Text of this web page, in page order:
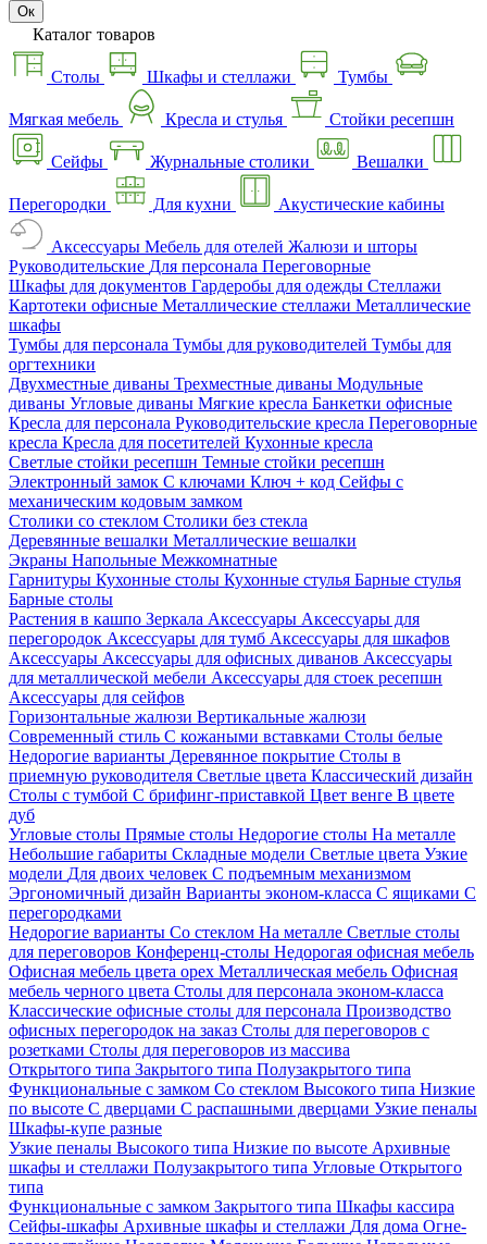
Ок
Каталог товаров
Столы Шкафы и стеллажи Тумбы
Мягкая мебель Кресла и стулья Стойки ресепшн
Сейфы Журнальные столики Вешалки
Перегородки Для кухни Акустические кабины
Аксессуары Мебель для отелей Жалюзи и шторы
Руководительские Для персонала Переговорные
Шкафы для документов Гардеробы для одежды Стеллажи
Картотеки офисные Металлические стеллажи Металлические
шкафы
Тумбы для персонала Тумбы для руководителей Тумбы для
оргтехники
Двухместные диваны Трехместные диваны Модульные
диваны Угловые диваны Мягкие кресла Банкетки офисные
Кресла для персонала Руководительские кресла Переговорные
кресла Кресла для посетителей Кухонные кресла
Светлые стойки ресепшн Темные стойки ресепшн
Электронный замок С ключами Ключ + код Сейфы с
механическим кодовым замком
Столики со стеклом Столики без стекла
Деревянные вешалки Металлические вешалки
Экраны Напольные Межкомнатные
Гарнитуры Кухонные столы Кухонные стулья Барные стулья
Барные столы
Растения в кашпо Зеркала Аксессуары Аксессуары для
перегородок Аксессуары для тумб Аксессуары для шкафов
Аксессуары Аксессуары для офисных диванов Аксессуары
для металлической мебели Аксессуары для стоек ресепшн
Аксессуары для сейфов
Горизонтальные жалюзи Вертикальные жалюзи
Современный стиль С кожаными вставками Столы белые
Недорогие варианты Деревянное покрытие Столы в
приемную руководителя Светлые цвета Классический дизайн
Столы с тумбой С брифинг-приставкой Цвет венге В цвете
дуб
Угловые столы Прямые столы Недорогие столы На металле
Небольшие габариты Складные модели Светлые цвета Узкие
модели Для двоих человек С подъемным механизмом
Эргономичный дизайн Варианты эконом-класса С ящиками С
перегородками
Недорогие варианты Со стеклом На металле Светлые столы
для переговоров Конференц-столы Недорогая офисная мебель
Офисная мебель цвета орех Металлическая мебель Офисная
мебель черного цвета Столы для персонала эконом-класса
Классические офисные столы для персонала Производство
офисных перегородок на заказ Столы для переговоров с
розетками Столы для переговоров из массива
Открытого типа Закрытого типа Полузакрытого типа
Функциональные с замком Со стеклом Высокого типа Низкие
по высоте С дверцами С распашными дверцами Узкие пеналы
Шкафы-купе разные
Узкие пеналы Высокого типа Низкие по высоте Архивные
шкафы и стеллажи Полузакрытого типа Угловые Открытого
типа
Функциональные с замком Закрытого типа Шкафы кассира
Сейфы-шкафы Архивные шкафы и стеллажи Для дома Огне-